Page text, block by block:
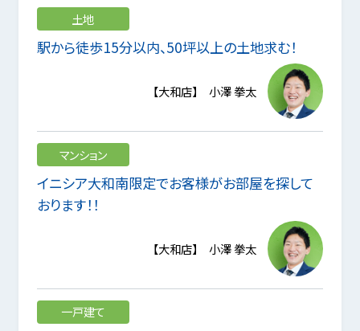
土地
駅から徒歩15分以内、50坪以上の土地求む！
【大和店】 小澤 拳太
マンション
イニシア大和南限定でお客様がお部屋を探して
おります！！
【大和店】 小澤 拳太
一戸建て